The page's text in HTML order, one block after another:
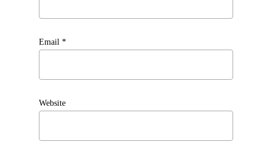
Email *
Website